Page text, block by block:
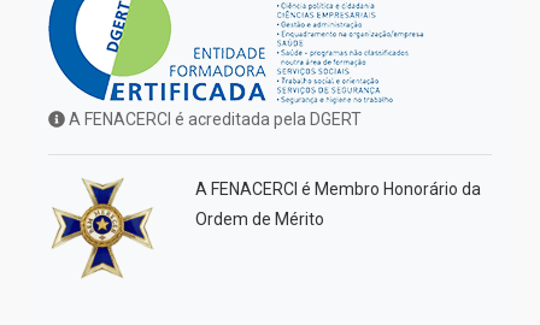
A FENACERCI é acreditada pela DGERT
A FENACERCI é Membro Honorário da
Ordem de Mérito